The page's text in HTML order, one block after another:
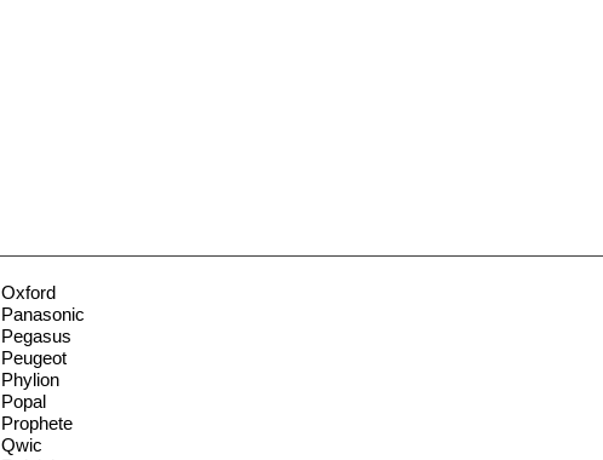
Oxford
Panasonic
Pegasus
Peugeot
Phylion
Popal
Prophete
Qwic